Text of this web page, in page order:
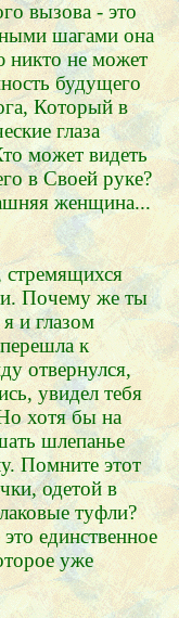
вызова - это
шагами она
никто не может
будущего
Который в
глаза
может видеть
в Своей руке?
женщина...
Почему же ты
и глазом
к
отвернулся,
увидел тебя
хотя бы на
шлепанье
Помните этот
одетой в
туфли?
единственное
уже